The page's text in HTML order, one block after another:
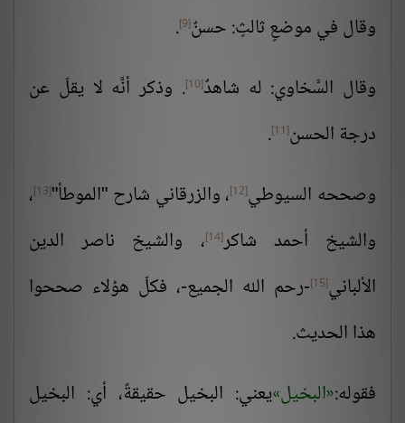
وقال في موضعٍ ثالثٍ: حسنٌ[9]
.
وقال السَّخاوي: له شاهدٌ[10]
. وذكر أنَّه لا يقلّ عن
درجة الحسن[11]
.
وصححه السيوطي[12] ،والزرقاني شارح "الموطأ"[13]
،
والشيخ أحمد شاكر[14]
، والشيخ ناصر الدين
الألباني[15]
-رحم الله الجميع-، فكلّ هؤلاء صححوا
هذا الحديث.
فقوله: البخيل يعني: البخيل حقيقةً، أي: البخيل